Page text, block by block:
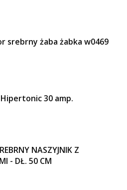
srebrny żaba żabka w0469
30 amp.
NASZYJNIK Z
- DŁ. 50 CM